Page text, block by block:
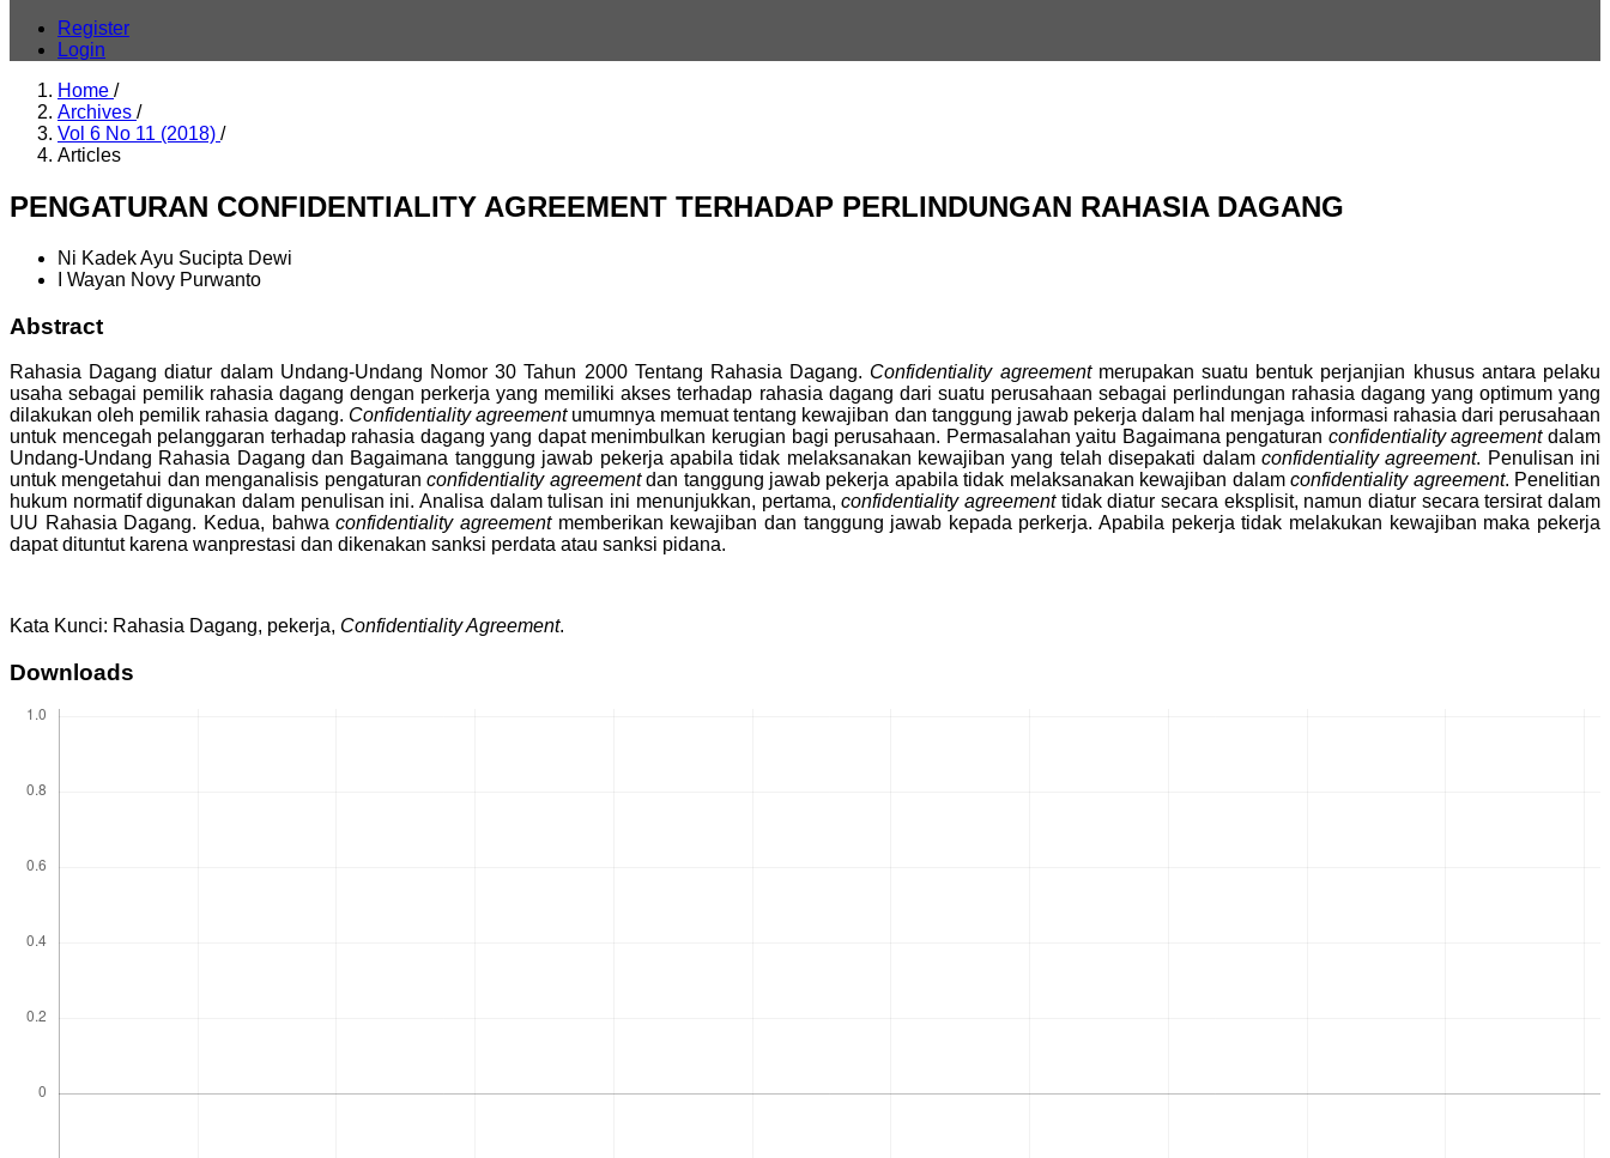
Register
Login
Home /
Archives /
Vol 6 No 11 (2018) /
Articles
PENGATURAN CONFIDENTIALITY AGREEMENT TERHADAP PERLINDUNGAN RAHASIA DAGANG
Ni Kadek Ayu Sucipta Dewi
I Wayan Novy Purwanto
Abstract
Rahasia Dagang diatur dalam Undang-Undang Nomor 30 Tahun 2000 Tentang Rahasia Dagang. Confidentiality agreement merupakan suatu bentuk perjanjian khusus antara pelaku
usaha sebagai pemilik rahasia dagang dengan perkerja yang memiliki akses terhadap rahasia dagang dari suatu perusahaan sebagai perlindungan rahasia dagang yang optimum yang
dilakukan oleh pemilik rahasia dagang. Confidentiality agreement umumnya memuat tentang kewajiban dan tanggung jawab pekerja dalam hal menjaga informasi rahasia dari perusahaan
untuk mencegah pelanggaran terhadap rahasia dagang yang dapat menimbulkan kerugian bagi perusahaan. Permasalahan yaitu Bagaimana pengaturan confidentiality agreementdalam
Undang-Undang Rahasia Dagang dan Bagaimana tanggung jawab pekerja apabila tidak melaksanakan kewajiban yang telah disepakati dalam confidentiality agreement. Penulisan ini
untuk mengetahui dan menganalisis pengaturanconfidentiality agreementdan tanggung jawab pekerja apabila tidak melaksanakan kewajiban dalamconfidentiality agreement. Penelitian
hukum normatif digunakan dalam penulisan ini. Analisa dalam tulisan ini menunjukkan, pertama,confidentiality agreementtidak diatur secara eksplisit, namun diatur secara tersirat dalam
UU Rahasia Dagang. Kedua, bahwaconfidentiality agreementmemberikan kewajiban dan tanggung jawab kepada perkerja. Apabila pekerja tidak melakukan kewajiban maka pekerja
dapat dituntut karena wanprestasi dan dikenakan sanksi perdata atau sanksi pidana.
Kata Kunci: Rahasia Dagang, pekerja, Confidentiality Agreement.
Downloads